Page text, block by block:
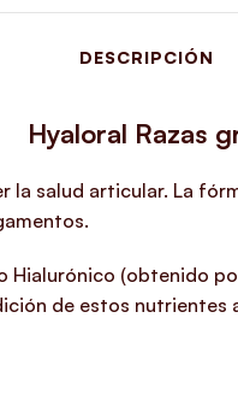
DESCRIPCIÓN
Hyaloral Razas
la salud articular. La
Hialurónico (obtenido
de estos